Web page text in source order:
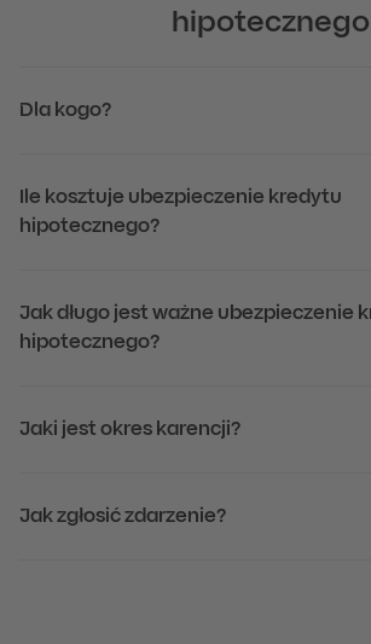
hipotecznego
Dla kogo?
Ile kosztuje ubezpieczenie kredytu
hipotecznego?
Jak długo jest ważne ubezpieczenie
hipotecznego?
Jaki jest okres karencji?
Jak zgłosić zdarzenie?